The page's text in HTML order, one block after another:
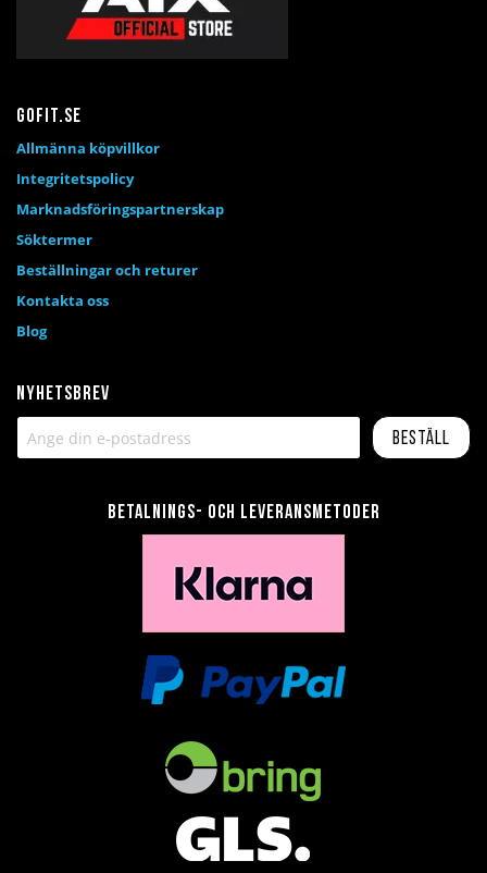
Nyhetsbrev
Beställ
Betalnings- och leveransmetoder
Gofit.se
Allmänna köpvillkor
Integritetspolicy
Marknadsföringspartnerskap
Söktermer
Beställningar och returer
Kontakta oss
Blog